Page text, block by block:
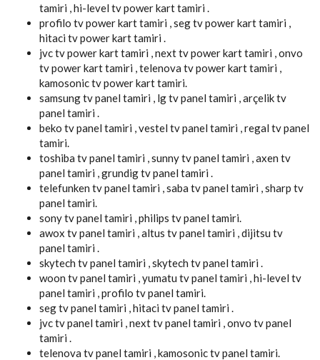
tamiri , hi-level tv power kart tamiri .
profilo tv power kart tamiri , seg tv power kart tamiri ,
hitaci tv power kart tamiri .
jvc tv power kart tamiri , next tv power kart tamiri , onvo
tv power kart tamiri , telenova tv power kart tamiri ,
kamosonic tv power kart tamiri.
samsung tv panel tamiri , lg tv panel tamiri , arçelik tv
panel tamiri .
beko tv panel tamiri , vestel tv panel tamiri , regal tv panel
tamiri.
toshiba tv panel tamiri , sunny tv panel tamiri , axen tv
panel tamiri , grundig tv panel tamiri .
telefunken tv panel tamiri , saba tv panel tamiri , sharp tv
panel tamiri.
sony tv panel tamiri , philips tv panel tamiri.
awox tv panel tamiri , altus tv panel tamiri , dijitsu tv
panel tamiri .
skytech tv panel tamiri , skytech tv panel tamiri .
woon tv panel tamiri , yumatu tv panel tamiri , hi-level tv
panel tamiri , profilo tv panel tamiri.
seg tv panel tamiri , hitaci tv panel tamiri .
jvc tv panel tamiri , next tv panel tamiri , onvo tv panel
tamiri .
telenova tv panel tamiri , kamosonic tv panel tamiri.